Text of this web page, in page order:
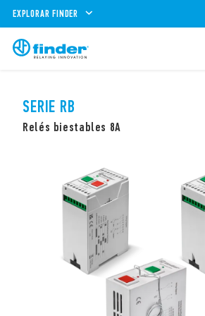
EXPLORAR FINDER
SERIE RB
Relés biestables 8A